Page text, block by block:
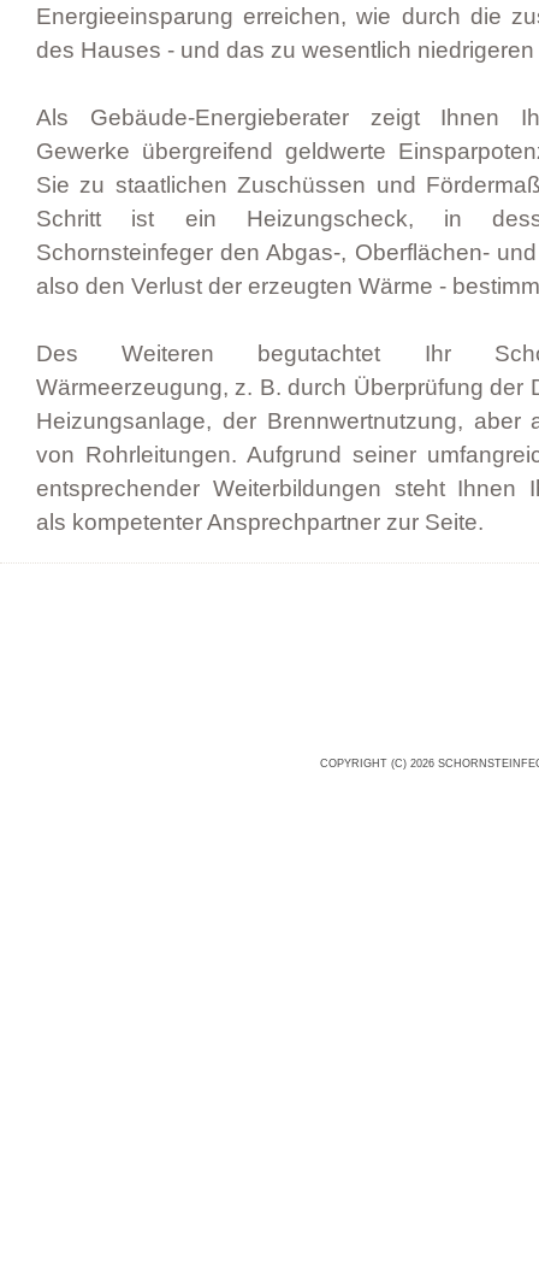
Energieeinsparung erreichen, wie durch die
des Hauses - und das zu wesentlich
Als Gebäude-Energieberater zeigt Ihnen
Gewerke übergreifend geldwerte
Sie zu staatlichen Zuschüssen und
Schritt ist ein Heizungscheck, in
Schornsteinfeger den Abgas-, Oberflächen-
also den Verlust der erzeugten Wärme -
Des Weiteren begutachtet Ihr
Wärmeerzeugung, z. B. durch Überprüfung der
Heizungsanlage, der Brennwertnutzung, aber
von Rohrleitungen. Aufgrund seiner
entsprechender Weiterbildungen steht Ihnen
als kompetenter Ansprechpartner zur Seite.
COPYRIGHT (C) 2026